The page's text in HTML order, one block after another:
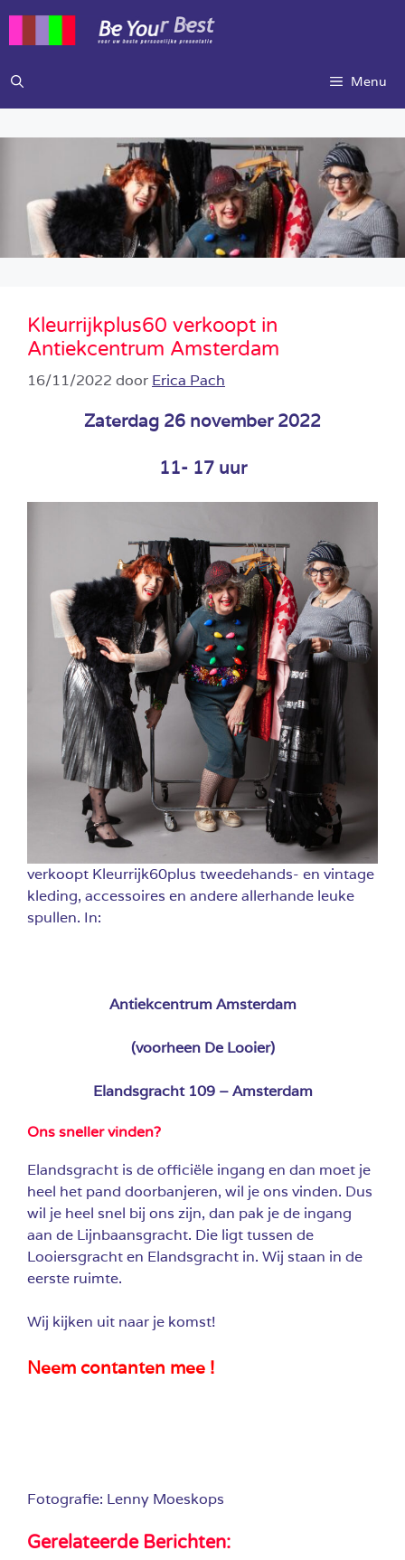
inhoud
Menu
Kleurrijkplus60 verkoopt in
Antiekcentrum Amsterdam
16/11/2022 door Erica Pach
Zaterdag 26 november 2022
11- 17 uur
verkoopt Kleurrijk60plus tweedehands- en vintage
kleding, accessoires en andere allerhande leuke
spullen. In:
Antiekcentrum Amsterdam
(voorheen De Looier)
Elandsgracht 109 – Amsterdam
Ons sneller vinden?
Elandsgracht is de officiële ingang en dan moet je
heel het pand doorbanjeren, wil je ons vinden. Dus
wil je heel snel bij ons zijn, dan pak je de ingang
aan de Lijnbaansgracht. Die ligt tussen de
Looiersgracht en Elandsgracht in. Wij staan in de
eerste ruimte.
Wij kijken uit naar je komst!
Neem contanten mee !
Fotografie: Lenny Moeskops
Gerelateerde Berichten: